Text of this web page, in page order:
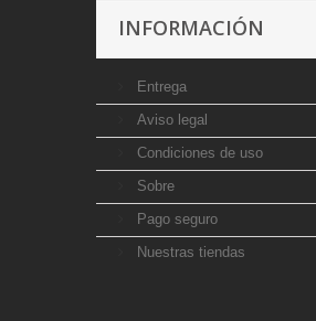
INFORMACIÓN
Entrega
Aviso legal
Condiciones de uso
Sobre
Pago seguro
Nuestras tiendas